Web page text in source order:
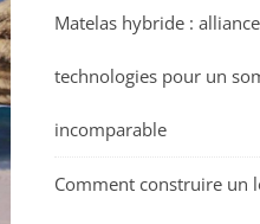
Matelas hybride :
technologies pour un
incomparable
Comment construire un